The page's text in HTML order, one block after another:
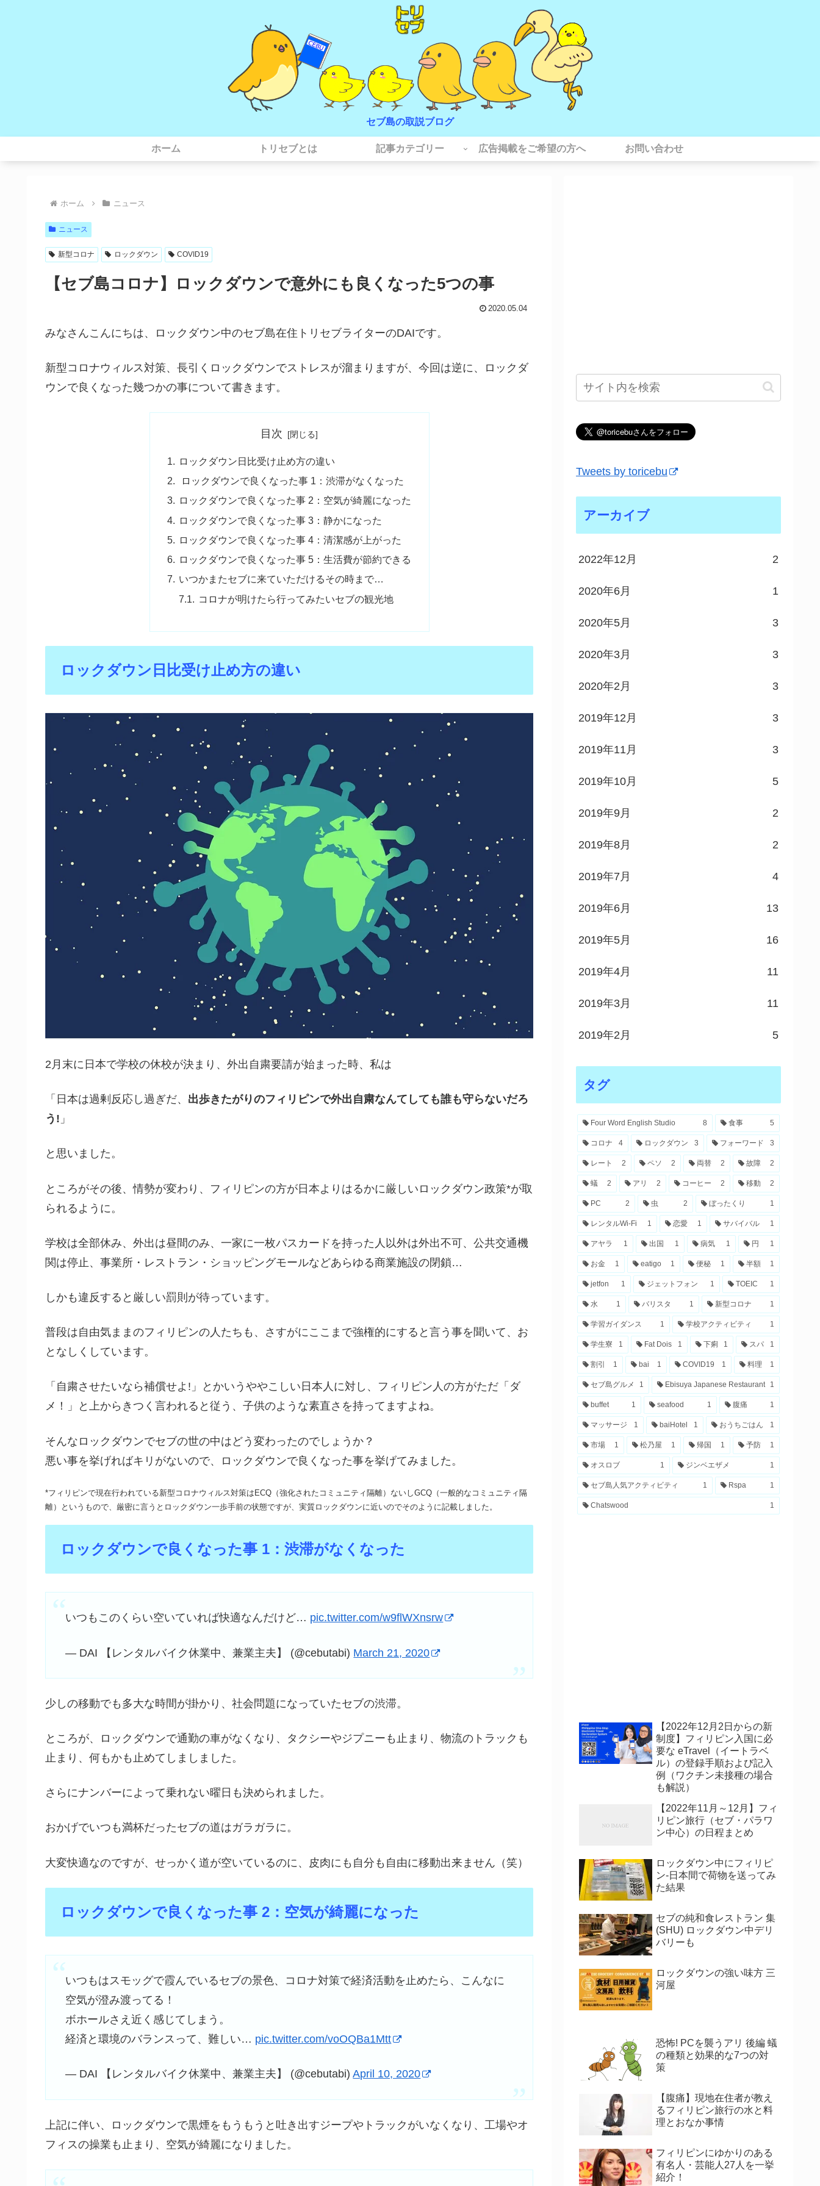
セブ島の取説ブログ
ホーム トリセブとは 記事カテゴリー 広告掲載をご希望の方へ お問い合わせ
ホーム ニュース
ニュース
新型コロナ ロックダウン COVID19
【セブ島コロナ】ロックダウンで意外にも良くなった5つの事
2020.05.04
みなさんこんにちは、ロックダウン中のセブ島在住トリセブライターのDAIです。
新型コロナウィルス対策、長引くロックダウンでストレスが溜まりますが、今回は逆に、ロックダ
ウンで良くなった幾つかの事について書きます。
目次
ロックダウン日比受け止め方の違い
ロックダウンで良くなった事 1：渋滞がなくなった
ロックダウンで良くなった事 2：空気が綺麗になった
ロックダウンで良くなった事 3：静かになった
ロックダウンで良くなった事 4：清潔感が上がった
ロックダウンで良くなった事 5：生活費が節約できる
いつかまたセブに来ていただけるその時まで…
コロナが明けたら行ってみたいセブの観光地
ロックダウン日比受け止め方の違い
2月末に日本で学校の休校が決まり、外出自粛要請が始まった時、私は
「日本は過剰反応し過ぎだ、 出歩きたがりのフィリピンで外出自粛なんてしても誰も守らないだろ
う! 」
と思いました。
ところがその後、情勢が変わり、フィリピンの方が日本よりはるかに厳しいロックダウン政策*が取
られるように。
学校は全部休み、外出は昼間のみ、一家に一枚パスカードを持った人以外は外出不可、公共交通機
関は停止、事業所・レストラン・ショッピングモールなどあらゆる商業施設の閉鎖…
しかも違反すると厳しい罰則が待っています。
普段は自由気ままのフィリピンの人たちも、さすがにここまで強権的にすると言う事を聞いて、お
となしくしています。
「自粛させたいなら補償せよ!」とかいうややこしい日本人に対し、フィリピン人の方がただ「ダ
メ！」と上からきつく言われると従う、子供のような素直さを持ってますよね。
そんなロックダウンでセブの世の中はどう変わったのでしょうか？
悪い事を挙げればキリがないので、ロックダウンで良くなった事を挙げてみました。
*フィリピンで現在行われている新型コロナウィルス対策はECQ（強化されたコミュニティ隔離）ないしGCQ（一般的なコミュニティ隔
離）というもので、厳密に言うとロックダウン一歩手前の状態ですが、実質ロックダウンに近いのでそのように記載しました。
ロックダウンで良くなった事 1：渋滞がなくなった
いつもこのくらい空いていれば快適なんだけど… pic.twitter.com/w9flWXnsrw
— DAI 【レンタルバイク休業中、兼業主夫】 (@cebutabi) March 21, 2020
少しの移動でも多大な時間が掛かり、社会問題になっていたセブの渋滞。
ところが、ロックダウンで通勤の車がなくなり、タクシーやジプニーも止まり、物流のトラックも
止まり、何もかも止めてしましました。
さらにナンバーによって乗れない曜日も決められました。
おかげでいつも満杯だったセブの道はガラガラに。
大変快適なのですが、せっかく道が空いているのに、皮肉にも自分も自由に移動出来ません（笑）
ロックダウンで良くなった事 2：空気が綺麗になった
いつもはスモッグで霞んでいるセブの景色、コロナ対策で経済活動を止めたら、こんなに
空気が澄み渡ってる！
ボホールさえ近く感じてしまう。
経済と環境のバランスって、難しい… pic.twitter.com/voOQBa1Mtt
— DAI 【レンタルバイク休業中、兼業主夫】 (@cebutabi)April 10, 2020
上記に伴い、ロックダウンで黒煙をもうもうと吐き出すジープやトラックがいなくなり、工場やオ
フィスの操業も止まり、空気が綺麗になりました。
Tweets by toricebu
アーカイブ
2022年12月 2
2020年6月 1
2020年5月 3
2020年3月 3
2020年2月 3
2019年12月 3
2019年11月 3
2019年10月 5
2019年9月 2
2019年8月 2
2019年7月 4
2019年6月 13
2019年5月 16
2019年4月 11
2019年3月 11
2019年2月 5
タグ
Four Word English Studio 8 食事 5
コロナ 4 ロックダウン 3 フォーワード 3
レート 2 ペソ 2 両替 2 故障 2
蟻 2 アリ 2 コーヒー 2 移動 2
PC 2 虫 2 ぼったくり 1
レンタルWi-Fi 1 恋愛 1 サバイバル 1
アヤラ 1 出国 1 病気 1 円 1
お金 1 eatigo 1 便秘 1 半額 1
jetfon 1 ジェットフォン 1 TOEIC 1
水 1 バリスタ 1 新型コロナ 1
学習ガイダンス 1 学校アクティビティ 1
学生寮 1 Fat Dois 1 下痢 1 スパ 1
割引 1 bai 1 COVID19 1 料理 1
セブ島グルメ 1 Ebisuya Japanese Restaurant 1
buffet 1 seafood 1 腹痛 1
マッサージ 1 baiHotel 1 おうちごはん 1
市場 1 松乃屋 1 帰国 1 予防 1
オスロブ 1 ジンベエザメ 1
セブ島人気アクティビティ 1 Rspa 1
Chatswood 1
【2022年12月2日からの新
制度】フィリピン入国に必
要な eTravel（イートラベ
ル）の登録手順および記入
例（ワクチン未接種の場合
も解説）
【2022年11月～12月】フィ
リピン旅行（セブ・パラワ
ン中心）の日程まとめ
ロックダウン中にフィリピ
ン-日本間で荷物を送ってみ
た結果
セブの純和食レストラン 集
(SHU) ロックダウン中デリ
バリーも
ロックダウンの強い味方 三
河屋
恐怖! PCを襲うアリ 後編 蟻
の種類と効果的な7つの対
策
【腹痛】現地在住者が教え
るフィリピン旅行の水と料
理とおなか事情
フィリピンにゆかりのある
有名人・芸能人27人を一挙
紹介！